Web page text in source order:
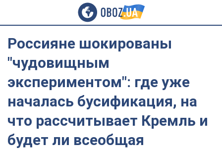
Россияне шокированы
"чудовищным
экспериментом": где уже
началась бусификация, на
что рассчитывает Кремль и
будет ли всеобщая